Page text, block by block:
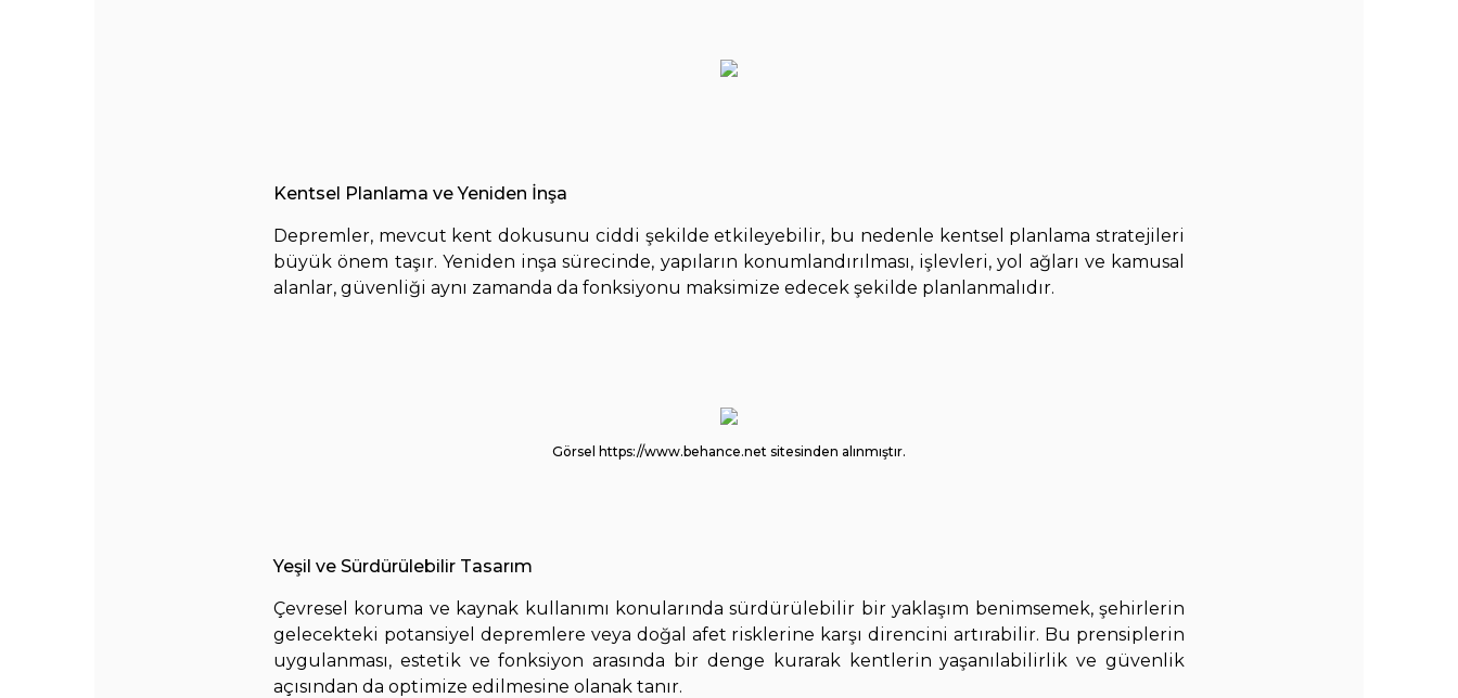
Kentsel Planlama ve Yeniden İnşa
Depremler, mevcut kent dokusunu ciddi şekilde etkileyebilir, bu nedenle kentsel planlama stratejileri
büyük önem taşır. Yeniden inşa sürecinde, yapıların konumlandırılması, işlevleri, yol ağları ve kamusal
alanlar, güvenliği aynı zamanda da fonksiyonu maksimize edecek şekilde planlanmalıdır.
Görsel https://www.behance.net sitesinden alınmıştır.
Yeşil ve Sürdürülebilir Tasarım
Çevresel koruma ve kaynak kullanımı konularında sürdürülebilir bir yaklaşım benimsemek, şehirlerin
gelecekteki potansiyel depremlere veya doğal afet risklerine karşı direncini artırabilir. Bu prensiplerin
uygulanması, estetik ve fonksiyon arasında bir denge kurarak kentlerin yaşanılabilirlik ve güvenlik
açısından da optimize edilmesine olanak tanır.